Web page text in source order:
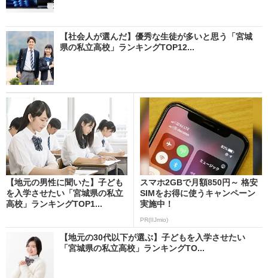
【社会人が選んだ】優秀な生徒が多いと思う「宮城
県の私立高校」ランキングTOP12...
【地元の男性に聞いた】子ども
を入学させたい「宮城県の私立
高校」ランキングTOP1...
スマホ2GBで月額850円～ 格安
SIMをお得に使うキャンペーン
実施中！
PR(IIJmio)
【地元の30代以下が選ぶ】子どもを入学させたい
「宮城県の私立高校」ランキングTO...